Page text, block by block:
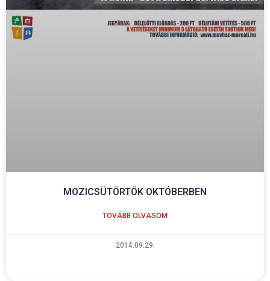
MOZICSÜTÖRTÖK OKTÓBERBEN
TOVÁBB OLVASOM
2014.09.29.